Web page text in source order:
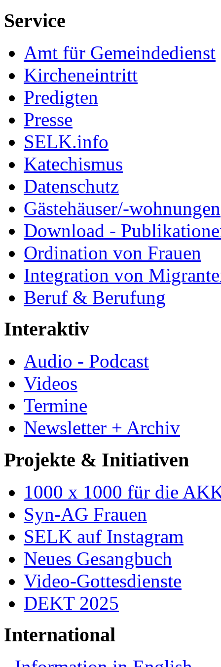
Service
Amt für Gemeindedienst
Kircheneintritt
Predigten
Presse
SELK.info
Katechismus
Datenschutz
Gästehäuser/-wohnungen
Download -
Ordination von Frauen
Integration von
Beruf & Berufung
Interaktiv
Audio - Podcast
Videos
Termine
Newsletter + Archiv
Projekte & Initiativen
1000 x 1000 für die
Syn-AG Frauen
SELK auf Instagram
Neues Gesangbuch
Video-Gottesdienste
DEKT 2025
International